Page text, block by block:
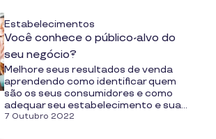
Estabelecimentos
Você conhece o público-alvo do
seu negócio?
Melhore seus resultados de venda
aprendendo como identificar quem
são os seus consumidores e como
adequar seu estabelecimento e sua...
7 Outubro 2022